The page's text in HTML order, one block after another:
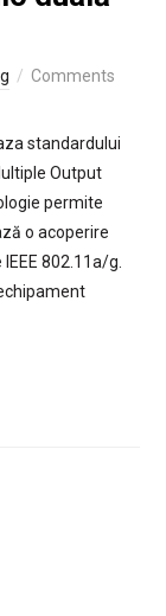
Comments
standardului
Output
permite
o acoperire
802.11a/g.